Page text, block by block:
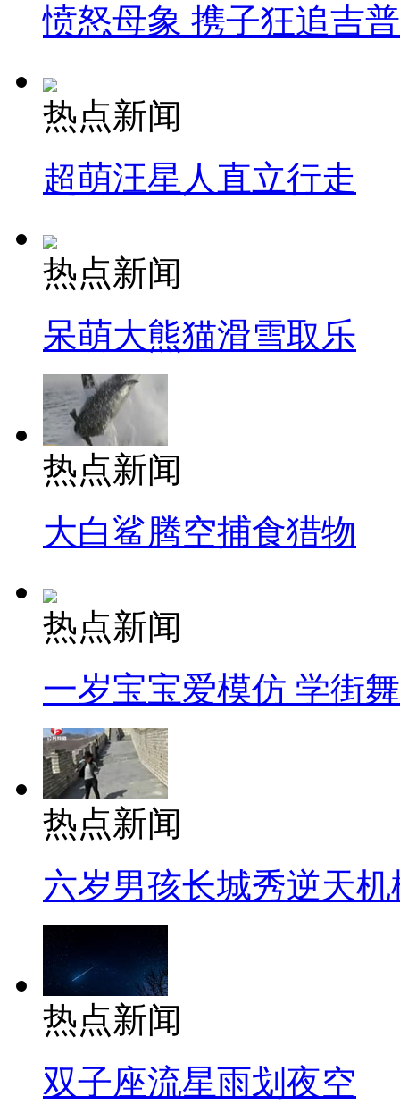
愤怒母象 携子狂追吉
热点新闻
超萌汪星人直立行走
热点新闻
呆萌大熊猫滑雪取乐
热点新闻
大白鲨腾空捕食猎物
热点新闻
一岁宝宝爱模仿 学街
热点新闻
六岁男孩长城秀逆天机
热点新闻
双子座流星雨划夜空